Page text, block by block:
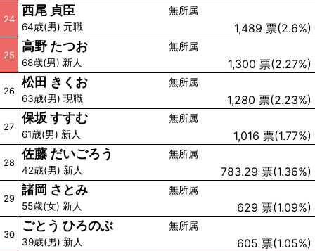
24
西尾 貞臣
64歳(男) 元職
無所属
1,489 票(2.6%)
25
高野 たつお
68歳(男) 新人
無所属
1,300 票(2.27%)
26
松田 きくお
63歳(男) 現職
無所属
1,280 票(2.23%)
27
保坂 すすむ
61歳(男) 新人
無所属
1,016 票(1.77%)
28
佐藤 だいごろう
42歳(男) 新人
無所属
783.29 票(1.36%)
29
諸岡 さとみ
55歳(女) 新人
無所属
629 票(1.09%)
30
ごとう ひろのぶ
39歳(男) 新人
無所属
605 票(1.05%)